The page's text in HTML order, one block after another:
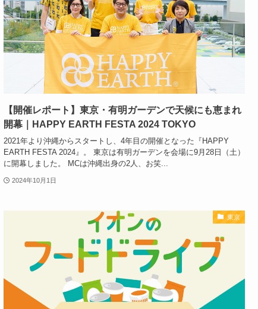
【開催レポート】東京・有明ガーデンで天候にも恵まれ
開幕｜HAPPY EARTH FESTA 2024 TOKYO
2021年より沖縄からスタートし、4年目の開催となった『HAPPY
EARTH FESTA 2024』。 東京は有明ガーデンを会場に9月28日（土）
に開幕しました。 MCは沖縄出身の2人、お笑...
2024年10月1日
東京